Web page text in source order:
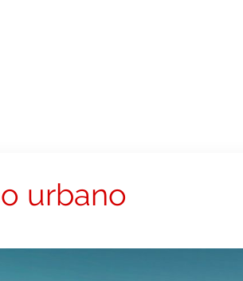
urbano